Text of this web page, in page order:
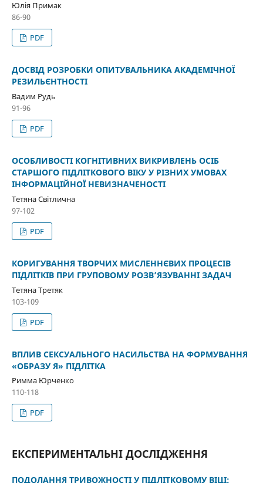
Юлія Примак
86-90
PDF
ДОСВІД РОЗРОБКИ ОПИТУВАЛЬНИКА АКАДЕМІЧНОЇ
РЕЗИЛЬЄНТНОСТІ
Вадим Рудь
91-96
PDF
ОСОБЛИВОСТІ КОГНІТИВНИХ ВИКРИВЛЕНЬ ОСІБ
СТАРШОГО ПІДЛІТКОВОГО ВІКУ У РІЗНИХ УМОВАХ
ІНФОРМАЦІЙНОЇ НЕВИЗНАЧЕНОСТІ
Тетяна Світлична
97-102
PDF
КОРИГУВАННЯ ТВОРЧИХ МИСЛЕННЄВИХ ПРОЦЕСІВ
ПІДЛІТКІВ ПРИ ГРУПОВОМУ РОЗВ’ЯЗУВАННІ ЗАДАЧ
Тетяна Третяк
103-109
PDF
ВПЛИВ СЕКСУАЛЬНОГО НАСИЛЬСТВА НА ФОРМУВАННЯ
«ОБРАЗУ Я» ПІДЛІТКА
Римма Юрченко
110-118
PDF
ЕКСПЕРИМЕНТАЛЬНІ ДОСЛІДЖЕННЯ
ПОДОЛАННЯ ТРИВОЖНОСТІ У ПІДЛІТКОВОМУ ВІЦІ: